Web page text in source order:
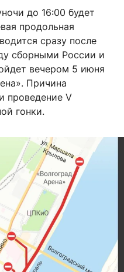
до 16:00 будет
продольная
сразу после
сборными России и
вечером 5 июня
Причина
проведение V
гонки.